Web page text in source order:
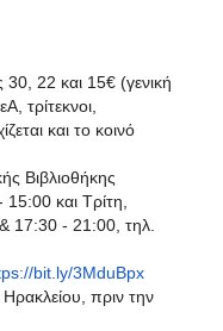
22 και 15€ (γενική
τρίτεκνοι,
και το κοινό
Βιβλιοθήκης
και Τρίτη,
17:30 - 21:00, τηλ.
bit.ly/3MduBpx
πριν την